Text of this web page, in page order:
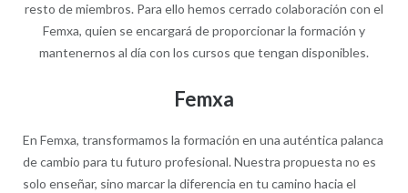
resto de miembros. Para ello hemos cerrado colaboración con el
Femxa, quien se encargará de proporcionar la formación y
mantenernos al día con los cursos que tengan disponibles.
Femxa
En Femxa, transformamos la formación en una auténtica palanca
de cambio para tu futuro profesional. Nuestra propuesta no es
solo enseñar, sino marcar la diferencia en tu camino hacia el